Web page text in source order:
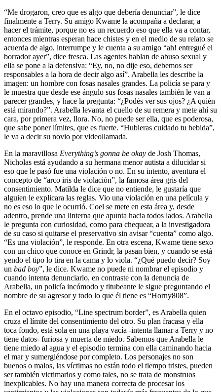
“Me drogaron, creo que es algo que debería denunciar”, le dice
finalmente a Terry. Su amigo Kwame la acompaña a declarar, a
hacer el trámite, porque no es un recuerdo eso que ella va a contar,
entonces mientras esperan hace chistes y en el medio de su relato se
acuerda de algo, interrumpe y le cuenta a su amigo “ah! entregué el
borrador ayer”, dice fresca. Las agentes hablan de abuso sexual y
ella se pone a la defensiva: “Ey, no, no dije eso, debemos ser
responsables a la hora de decir algo así”. Arabella les describe la
imagen: un hombre con fosas nasales grandes. La policía se para y
le muestra que desde ese ángulo sus fosas nasales también le van a
parecer grandes, y hace la pregunta: “¿Podés ver sus ojos? ¿A quién
está mirando?”. Arabella levanta el cuello de su remera y mete ahí su
cara, por primera vez, llora. No, no puede ser ella, que es poderosa,
que sabe poner límites, que es fuerte. “Hubieras cuidado tu bebida”,
le va a decir su novio por videollamada.
En la maravillosa Everything’s gonna be okay de Josh Thomas,
Nicholas está ayudando a su hermana menor autista a dilucidar si
eso que le pasó fue una violación o no. En su intento, aventura el
concepto de “arco iris de violación”, la famosa área gris del
consentimiento. Matilda le dice que no entiende, le gustaría que
alguien le explicara las reglas. Vio una violación en una película y
no es eso lo que le ocurrió. Coel se mete en esta área y, desde
adentro, prende una linterna que apunta hacia todos lados. Arabella
le pregunta con curiosidad, como para chequear, a la investigadora
de su caso si quitarse el preservativo sin avisar “cuenta” como algo.
“Es una violación”, le responde. En otra escena, Kwame tiene sexo
con un chico que conoce en Grindr, la pasan bien, y cuando se está
yendo el tipo lo tira en la cama y lo viola. “¿Qué puedo decir? Soy
un bad boy”, le dice. Kwame no puede ni nombrar el episodio y
cuando intenta denunciarlo, en contraste con la denuncia de
Arabella, un policía incómodo y titubeante le sigue preguntando el
nombre de su agresor y todo lo que él tiene es “Horny808”.
En el octavo episodio, “Line spectrum border”, es Arabella quien
cruza el límite del consentimiento del otro. Su plan fracasa y ella
toca fondo, está sola en una playa vacía -intenta llamar a Terry y no
tiene datos- furiosa y muerta de miedo. Sabemos que Arabella le
tiene miedo al agua y el episodio termina con ella caminando hacia
el mar y sumergiéndose por completo. Los personajes no son
buenos o malos, las víctimas no están todo el tiempo tristes, pueden
ser también victimarios y como tales, no se trata de monstruos
inexplicables. No hay una manera correcta de procesar los